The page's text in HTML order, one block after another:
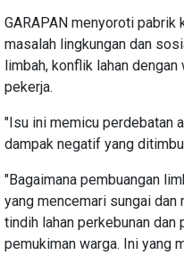
GARAPAN menyoroti
masalah lingkungan dan
limbah, konflik lahan dengan
pekerja.
"Isu ini memicu perdebatan
dampak negatif yang
"Bagaimana pembuangan
yang mencemari sungai
tindih lahan perkebunan dan
pemukiman warga. Ini yang